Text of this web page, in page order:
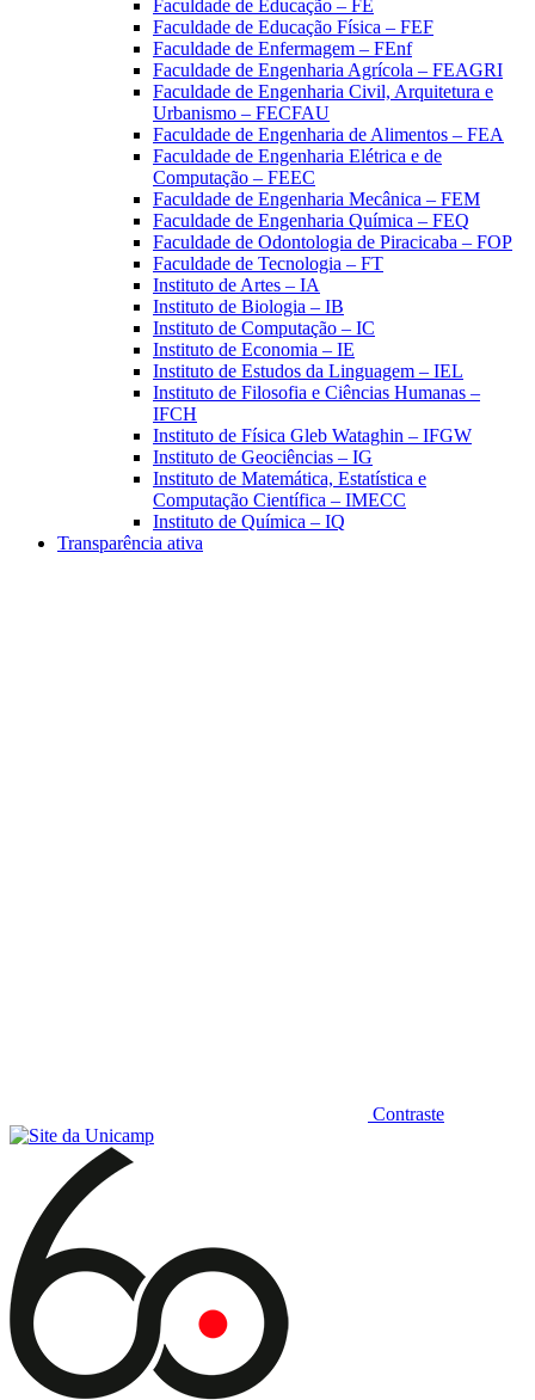
Faculdade de Educação – FE
Faculdade de Educação Física – FEF
Faculdade de Enfermagem – FEnf
Faculdade de Engenharia Agrícola – FEAGRI
Faculdade de Engenharia Civil, Arquitetura e
Urbanismo – FECFAU
Faculdade de Engenharia de Alimentos – FEA
Faculdade de Engenharia Elétrica e de
Computação – FEEC
Faculdade de Engenharia Mecânica – FEM
Faculdade de Engenharia Química – FEQ
Faculdade de Odontologia de Piracicaba – FOP
Faculdade de Tecnologia – FT
Instituto de Artes – IA
Instituto de Biologia – IB
Instituto de Computação – IC
Instituto de Economia – IE
Instituto de Estudos da Linguagem – IEL
Instituto de Filosofia e Ciências Humanas –
IFCH
Instituto de Física Gleb Wataghin – IFGW
Instituto de Geociências – IG
Instituto de Matemática, Estatística e
Computação Científica – IMECC
Instituto de Química – IQ
Transparência ativa
Contraste